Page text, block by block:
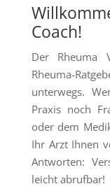
Coach!
Der Rheuma
Rheuma-
unterwegs.
Praxis noch
oder dem
Ihr Arzt Ihnen
Antworten:
leicht abrufbar!